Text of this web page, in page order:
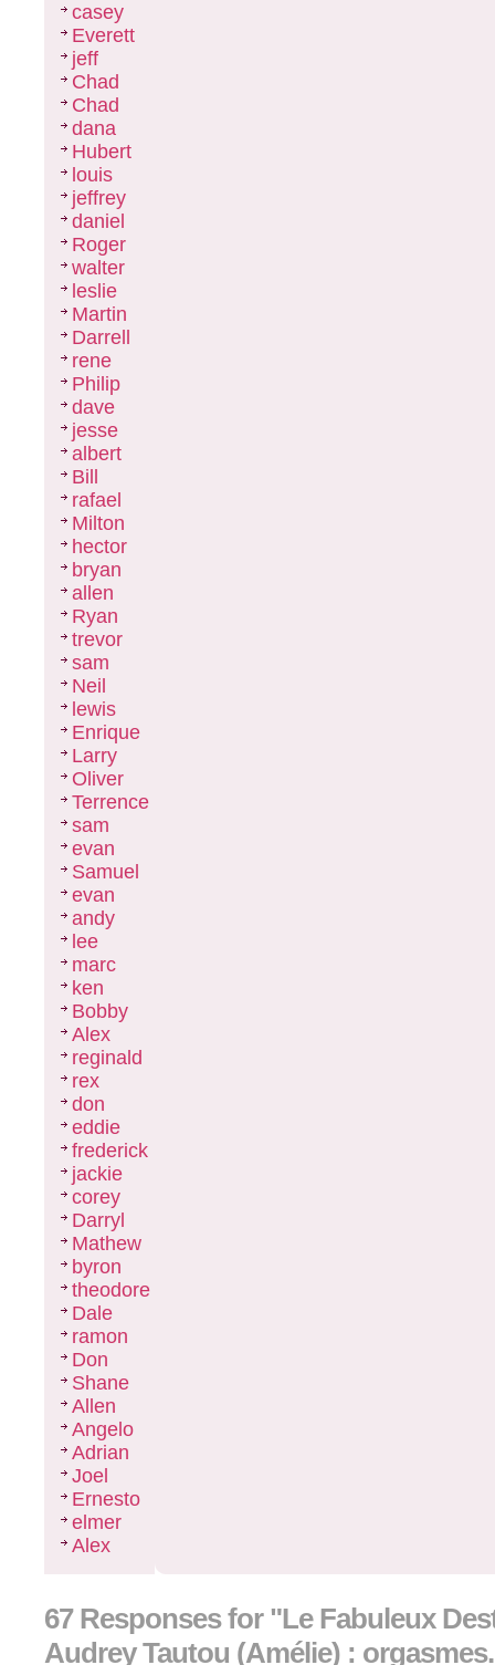
casey
Everett
jeff
Chad
Chad
dana
Hubert
louis
jeffrey
daniel
Roger
walter
leslie
Martin
Darrell
rene
Philip
dave
jesse
albert
Bill
rafael
Milton
hector
bryan
allen
Ryan
trevor
sam
Neil
lewis
Enrique
Larry
Oliver
Terrence
sam
evan
Samuel
evan
andy
lee
marc
ken
Bobby
Alex
reginald
rex
don
eddie
frederick
jackie
corey
Darryl
Mathew
byron
theodore
Dale
ramon
Don
Shane
Allen
Angelo
Adrian
Joel
Ernesto
elmer
Alex
67 Responses for "Le Fabuleux
Audrey Tautou (Amélie) :